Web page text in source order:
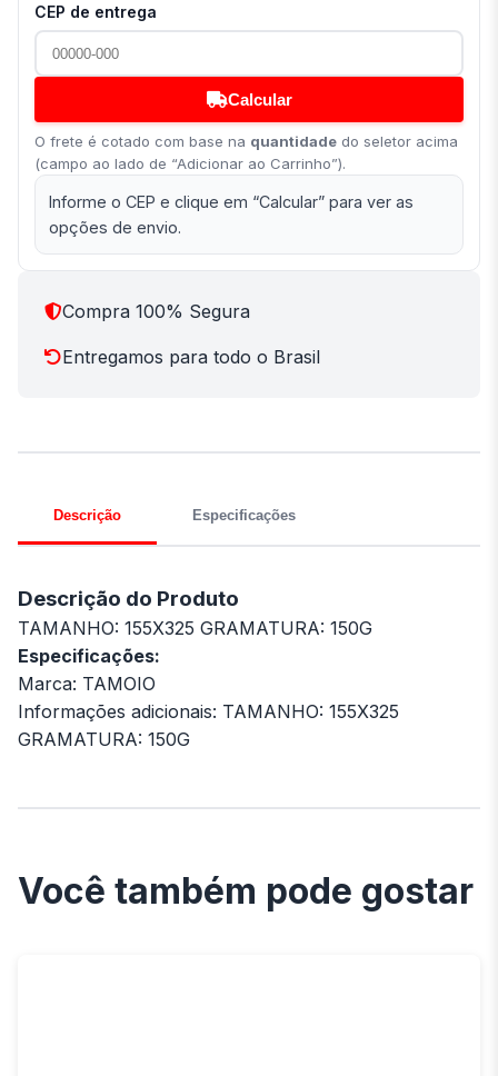
CEP de entrega
Calcular
O frete é cotado com base na quantidade do seletor acima
(campo ao lado de “Adicionar ao Carrinho”).
Informe o CEP e clique em “Calcular” para ver as
opções de envio.
Compra 100% Segura
Entregamos para todo o Brasil
Descrição Especificações
Descrição do Produto
TAMANHO: 155X325 GRAMATURA: 150G
Especificações:
Marca: TAMOIO
Informações adicionais: TAMANHO: 155X325
GRAMATURA: 150G
Você também pode gostar